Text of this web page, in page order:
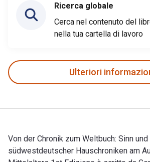
Ricerca globale
Cerca nel contenuto del
nella tua cartella di lavoro
Ulteriori
Von der Chronik zum Weltbuch: Sinn
südwestdeutscher Hauschroniken am